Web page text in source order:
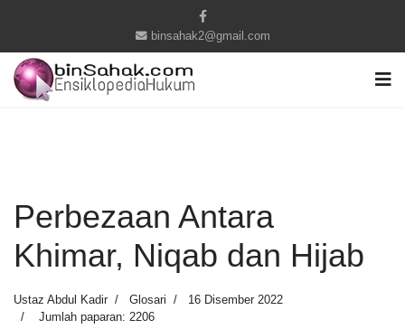
binsahak2@gmail.com
Perbezaan Antara
Khimar, Niqab dan Hijab
Ustaz Abdul Kadir Glosari
16 Disember 2022
Jumlah paparan: 2206